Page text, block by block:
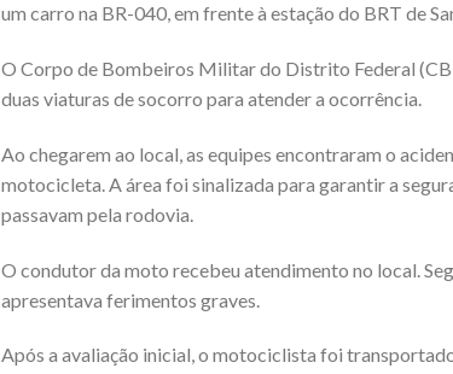
um carro na BR-040, em frente à estação do BRT de
O Corpo de Bombeiros Militar do Distrito Federal
duas viaturas de socorro para atender a ocorrência.
Ao chegarem ao local, as equipes encontraram o
motocicleta. A área foi sinalizada para garantir a
passavam pela rodovia.
O condutor da moto recebeu atendimento no local.
apresentava ferimentos graves.
Após a avaliação inicial, o motociclista foi